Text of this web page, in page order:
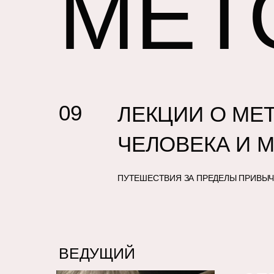
09
ЛЕКЦИИ О
ЧЕЛОВЕКА И
ВЕДУЩИЙ
ПУТЕШЕСТВИЯ ЗА ПРЕДЕЛЫ
ИССЛЕДОВАНИЕ
АНАЛИЗ ЛИЧНОЙ
СОЗДАНИЕ
ИССЛЕДОВАНИЕ
АНАЛИЗ ЛИЧНОЙ
СОЗДАНИЕ
ИССЛЕДОВАНИЕ
АНАЛИЗ ЛИЧНОЙ
СОЗДАНИЕ